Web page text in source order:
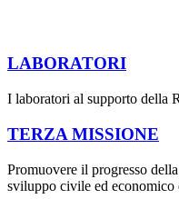
LABORATORI
I laboratori al supporto della
TERZA MISSIONE
Promuovere il progresso
sviluppo civile ed economico